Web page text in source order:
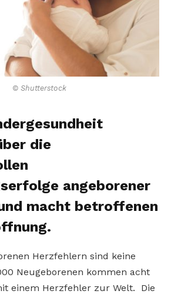
© Shutterstock
die
angeborener
macht betroffenen
Herzfehlern sind keine
Neugeborenen kommen acht
einem Herzfehler zur Welt. Die